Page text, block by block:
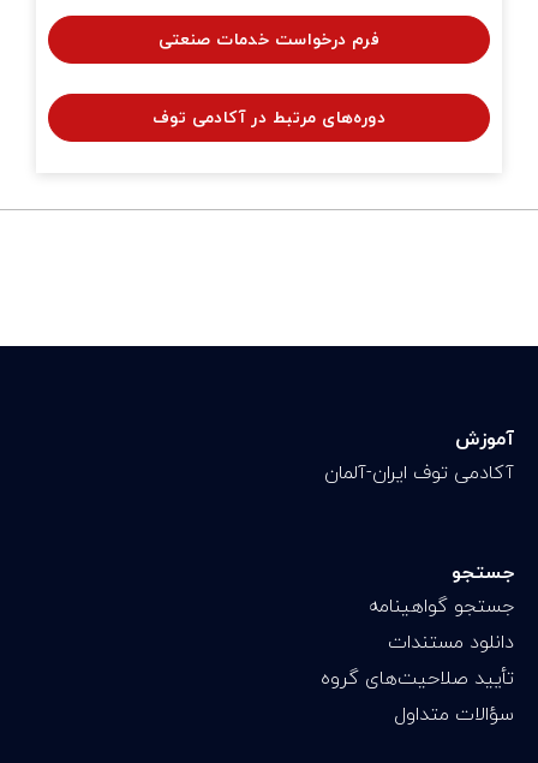
فرم درخواست خدمات صنعتی
دوره‌های مرتبط در آکادمی توف
آموزش
آکادمی توف ایران-آلمان
جستجو
جستجو گواهینامه
دانلود مستندات
تأیید صلاحیت‌های گروه
سؤالات متداول